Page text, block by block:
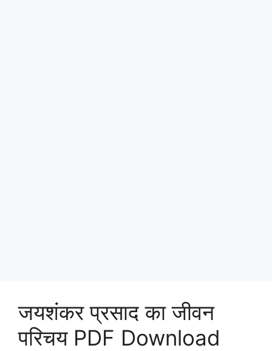
जयशंकर प्रसाद का जीवन
परिचय PDF Download